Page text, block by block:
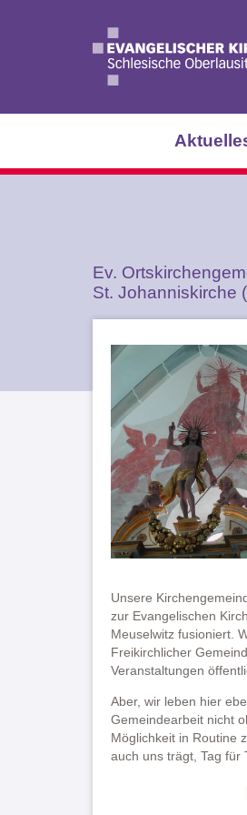
Ev.
St. Johanniskirche
Unsere
zur Evangelischen
Meuselwitz fusioniert.
Freikirchlicher
Veranstaltungen
Aber, wir leben hier
Gemeindearbeit nicht
Möglichkeit in Routine
auch uns trägt, Tag für